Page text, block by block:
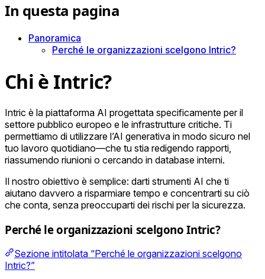
In questa pagina
Panoramica
Perché le organizzazioni scelgono Intric?
Chi è Intric?
Intric è la piattaforma AI progettata specificamente per il
settore pubblico europeo e le infrastrutture critiche. Ti
permettiamo di utilizzare l’AI generativa in modo sicuro nel
tuo lavoro quotidiano—che tu stia redigendo rapporti,
riassumendo riunioni o cercando in database interni.
Il nostro obiettivo è semplice: darti strumenti AI che ti
aiutano davvero a risparmiare tempo e concentrarti su ciò
che conta, senza preoccuparti dei rischi per la sicurezza.
Perché le organizzazioni scelgono Intric?
Sezione intitolata “Perché le organizzazioni scelgono
Intric?”